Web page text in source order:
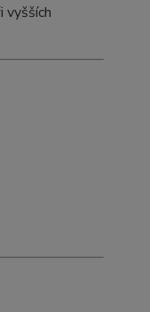
vyšších